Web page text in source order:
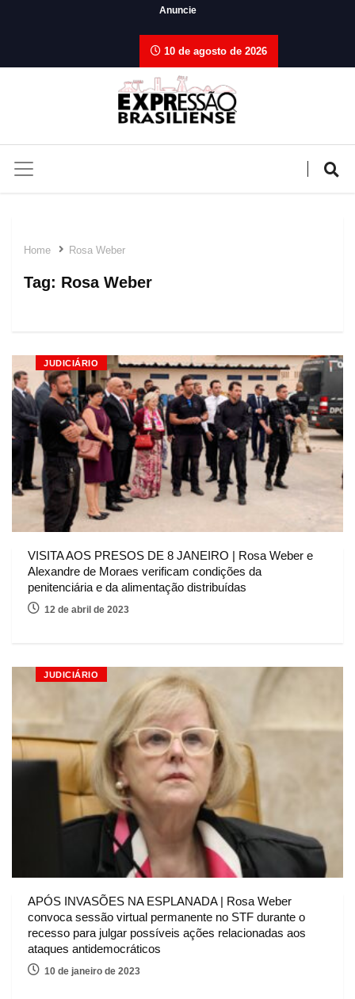
Anuncie
10 de agosto de 2026
Home Rosa Weber
Tag: Rosa Weber
JUDICIÁRIO
VISITA AOS PRESOS DE 8 JANEIRO | Rosa Weber e
Alexandre de Moraes verificam condições da
penitenciária e da alimentação distribuídas
12 de abril de 2023
JUDICIÁRIO
APÓS INVASÕES NA ESPLANADA | Rosa Weber
convoca sessão virtual permanente no STF durante o
recesso para julgar possíveis ações relacionadas aos
ataques antidemocráticos
10 de janeiro de 2023